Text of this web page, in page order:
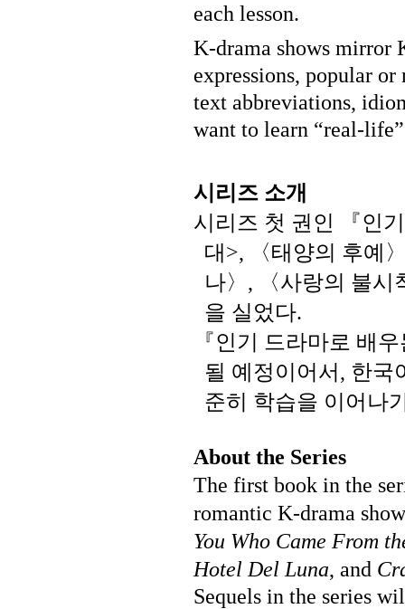
each lesson.
K-drama shows mirror
expressions, popular
text abbreviations,
want to learn “real-
시리즈 소개
시리즈 첫 권인
『인기
대>, 〈태양의 후예
나〉 , 〈사랑의 불시
을 실었다.
『인기 드라마로 배
될 예정이어서, 한국
준히 학습을 이어나
About the Series
The first book in the
romantic K-drama
You Who Came From
Hotel Del Luna, and
Sequels in the series